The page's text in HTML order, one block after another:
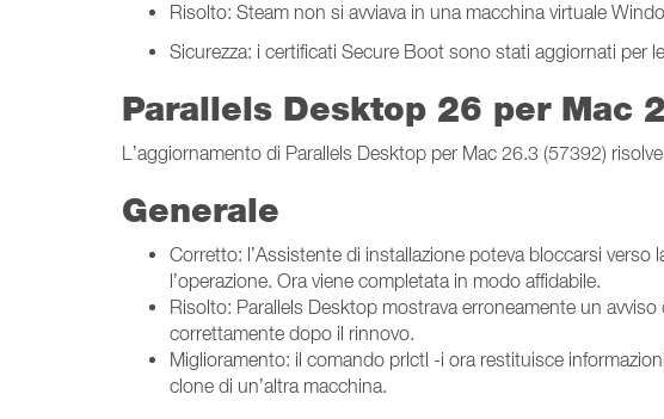
Risolto: Steam non si avviava in una macchina virtuale
Sicurezza: i certificati Secure Boot sono stati aggiornati per
Parallels Desktop 26 per Mac
L’aggiornamento di Parallels Desktop per Mac 26.3 (57392)
Generale
Corretto: l’Assistente di installazione poteva bloccarsi
l’operazione. Ora viene completata in modo affidabile.
Risolto: Parallels Desktop mostrava erroneamente un
correttamente dopo il rinnovo.
Miglioramento: il comando prlctl -i ora restituisce
clone di un’altra macchina.